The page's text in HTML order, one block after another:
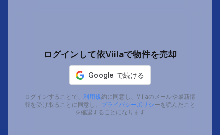
ログインして依Viilaで物件を売却
ログインすることで、 利用規約に同意し、Viilaのメールや最新情
報を受け取ることに同意し、 プライバシーポリシーを読んだこと
を確認することになります